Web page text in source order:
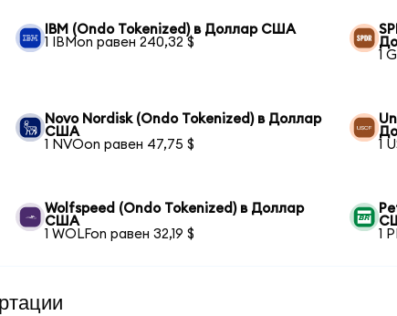
IBM (Ondo Tokenized) в Доллар США
1 IBMon равен 240,32 $
1
Novo Nordisk (Ondo Tokenized) в Доллар
США
1 NVOon равен 47,75 $
1
Wolfspeed (Ondo Tokenized) в Доллар
США
1 WOLFon равен 32,19 $
1